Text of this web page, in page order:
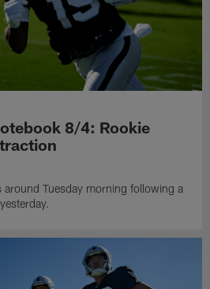
8/4: Rookie
around Tuesday morning following a